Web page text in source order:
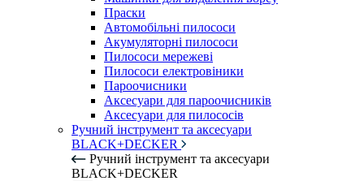
Праски
Автомобільні пилососи
Акумуляторні пилососи
Пилососи мережеві
Пилососи електровіники
Пароочисники
Аксесуари для пароочисників
Аксесуари для пилососів
Ручний інструмент та аксесуари
BLACK+DECKER
Ручний інструмент та аксесуари
BLACK+DECKER